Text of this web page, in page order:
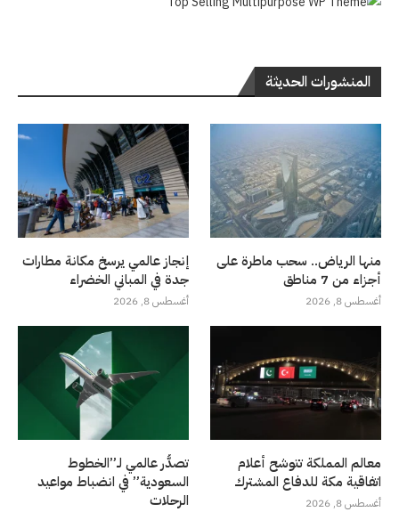
المنشورات الحديثة
منها الرياض.. سحب ماطرة على
أجزاء من 7 مناطق
أغسطس 8, 2026
إنجاز عالمي يرسخ مكانة مطارات
جدة في المباني الخضراء
أغسطس 8, 2026
معالم المملكة تتوشح أعلام
اتفاقية مكة للدفاع المشترك
أغسطس 8, 2026
تصدُّر عالمي لـ”الخطوط
السعودية” في انضباط مواعيد
الرحلات